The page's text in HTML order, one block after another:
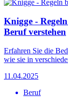
Knigge -
Beruf verstehen
Erfahren Sie die
wie sie in
11.04.2025
Beruf